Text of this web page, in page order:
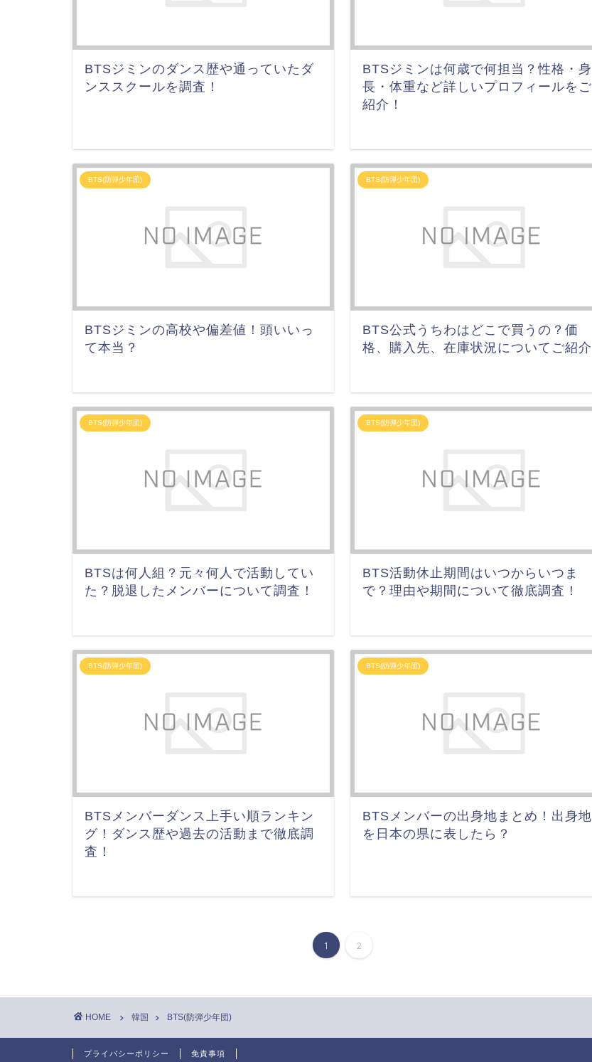
BTSジミンのダンス歴や通っていたダ
ンススクールを調査！
BTSジミンは何歳で何担当？性格・身
長・体重など詳しいプロフィールをご
紹介！
BTS(防弾少年団)
BTSジミンの高校や偏差値！頭いいっ
て本当？
BTS(防弾少年団)
BTS公式うちわはどこで買うの？価
格、購入先、在庫状況についてご紹介
BTS(防弾少年団)
BTSは何人組？元々何人で活動してい
た？脱退したメンバーについて調査！
BTS(防弾少年団)
BTS活動休止期間はいつからいつま
で？理由や期間について徹底調査！
BTS(防弾少年団)
BTSメンバーダンス上手い順ランキン
グ！ダンス歴や過去の活動まで徹底調
査！
BTS(防弾少年団)
BTSメンバーの出身地まとめ！出身地
を日本の県に表したら？
1 2
HOME 韓国 BTS(防弾少年団)
プライバシーポリシー 免責事項